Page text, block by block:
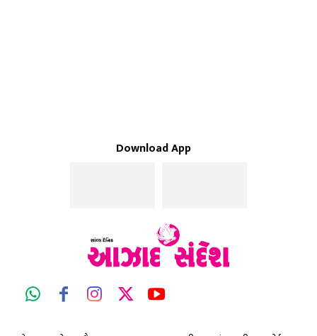
Download App